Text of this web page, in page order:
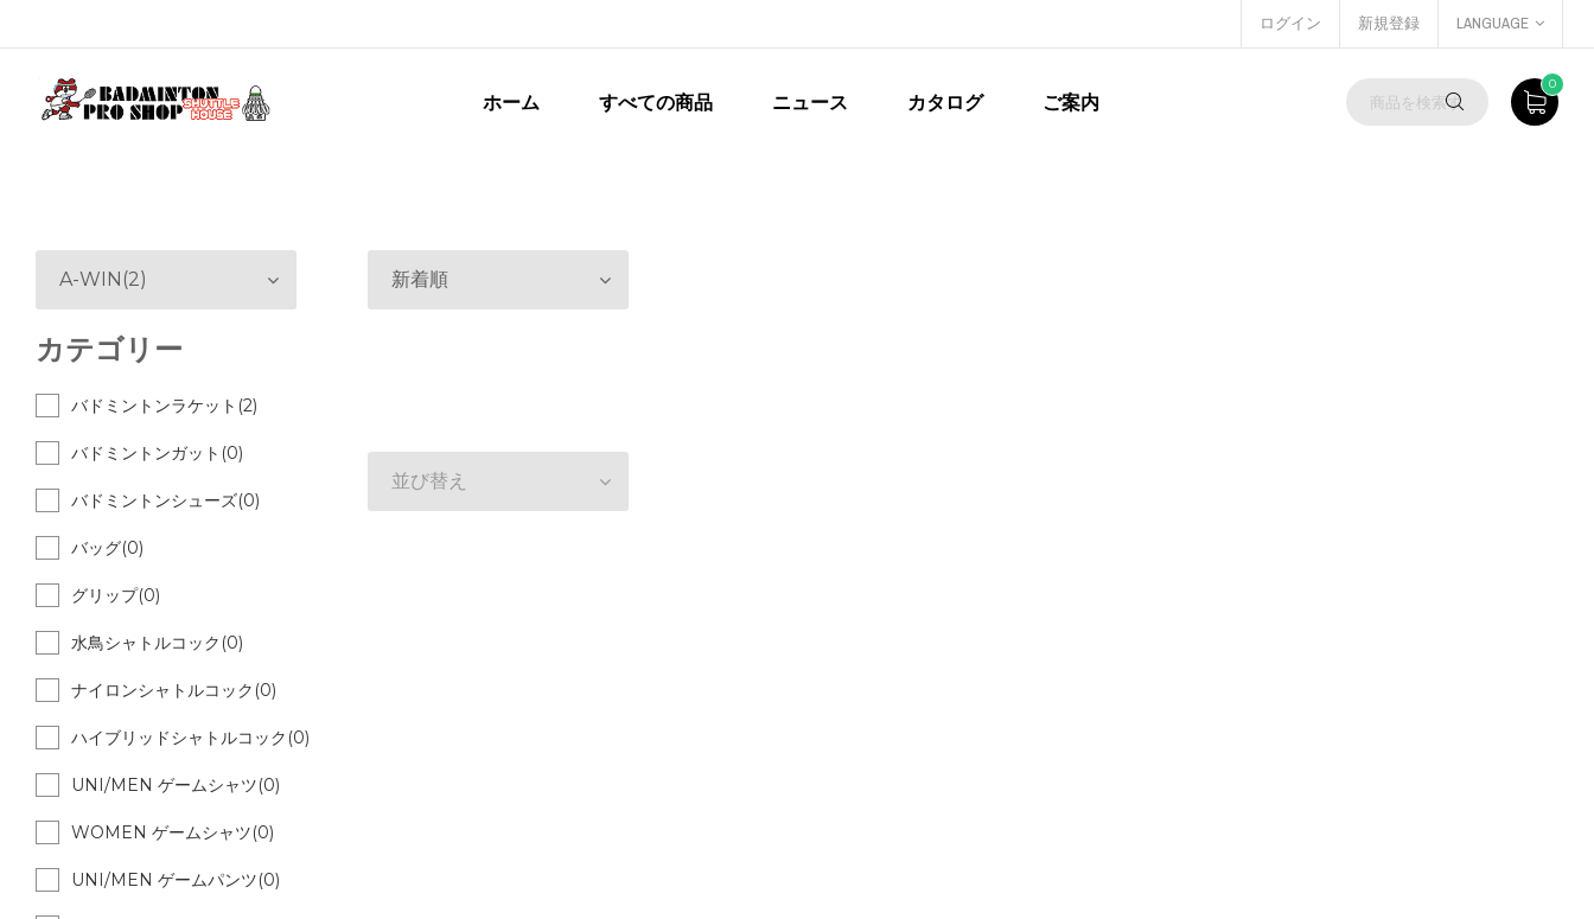
ログイン 新規登録 LANGUAGE
ホーム すべての商品 ニュース カタログ ご案内
0
新着順
並び替え
A-WIN(2)
カテゴリー
バドミントンラケット(2)
バドミントンガット(0)
バドミントンシューズ(0)
バッグ(0)
グリップ(0)
水鳥シャトルコック(0)
ナイロンシャトルコック(0)
ハイブリッドシャトルコック(0)
UNI/MEN ゲームシャツ(0)
WOMEN ゲームシャツ(0)
UNI/MEN ゲームパンツ(0)